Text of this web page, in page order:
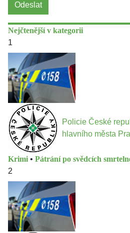
Odeslat
Nejčtenější v kategorii
1
Policie České
hlavního města
Krimi • Pátrání po svědcích
2